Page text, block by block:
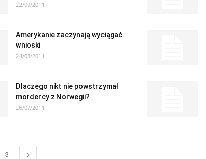
22/09/2011
Amerykanie zaczynają wyciągać
wnioski
24/08/2011
Dlaczego nikt nie powstrzymał
mordercy z Norwegii?
26/07/2011
3